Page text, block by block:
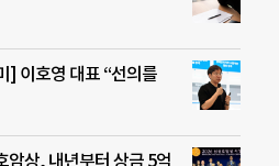
] 이호영 대표 “선의를
암상, 내년부터 상금 5억